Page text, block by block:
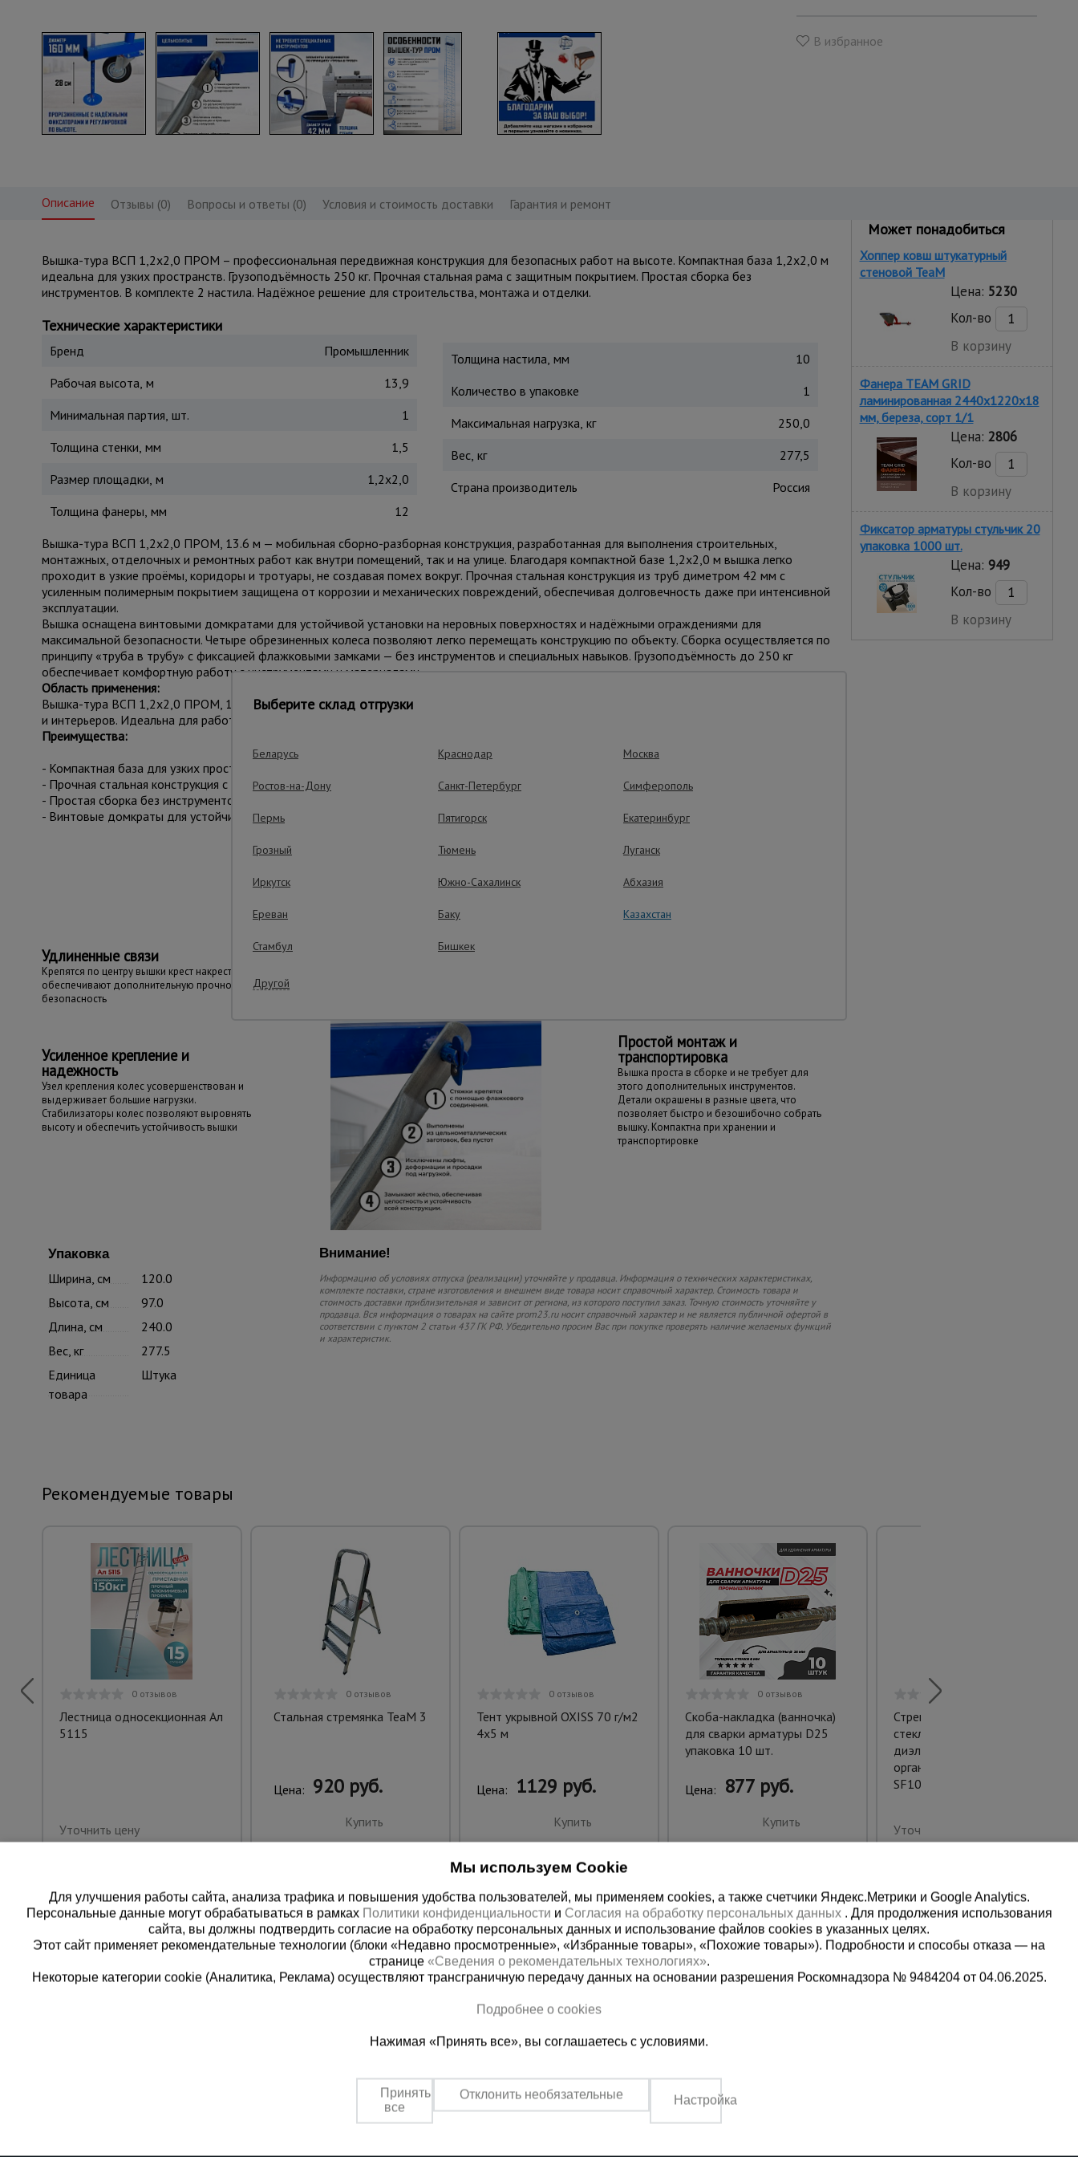
В избранное
Описание Отзывы (0) Вопросы и ответы (0) Условия и стоимость доставки Гарантия и ремонт
Вышка-тура ВСП 1,2x2,0 ПРОМ – профессиональная передвижная конструкция для безопасных работ на высоте. Компактная база 1,2x2,0 м
идеальна для узких пространств. Грузоподъёмность 250 кг. Прочная стальная рама с защитным покрытием. Простая сборка без
инструментов. В комплекте 2 настила. Надёжное решение для строительства, монтажа и отделки.
Технические характеристики
Бренд
Промышленник
Рабочая высота, м
13,9
Минимальная партия, шт.
1
Толщина стенки, мм
1,5
Размер площадки, м
1,2x2,0
Толщина фанеры, мм
12
Толщина настила, мм
10
Количество в упаковке
1
Максимальная нагрузка, кг
250,0
Вес, кг
277,5
Страна производитель
Россия
Вышка-тура ВСП 1,2x2,0 ПРОМ, 13.6 м — мобильная сборно-разборная конструкция, разработанная для выполнения строительных,
монтажных, отделочных и ремонтных работ как внутри помещений, так и на улице. Благодаря компактной базе 1,2x2,0 м вышка легко
проходит в узкие проёмы, коридоры и тротуары, не создавая помех вокруг. Прочная стальная конструкция из труб диметром 42 мм с
усиленным полимерным покрытием защищена от коррозии и механических повреждений, обеспечивая долговечность даже при интенсивной
эксплуатации.
Вышка оснащена винтовыми домкратами для устойчивой установки на неровных поверхностях и надёжными ограждениями для
максимальной безопасности. Четыре обрезиненных колеса позволяют легко перемещать конструкцию по объекту. Сборка осуществляется по
принципу «труба в трубу» с фиксацией флажковыми замками — без инструментов и специальных навыков. Грузоподъёмность до 250 кг
обеспечивает комфортную работу с инструментами и материалами.
Область применения:
Вышка-тура ВСП 1,2x2,0 ПРОМ, 13.6 м применяется в строительстве, ремонте, монтаже вентиляции, освещения, рекламы, отделке фасадов
и интерьеров. Идеальна для работы в стеснённых условиях: в подъездах, коридорах, на лестничных площадках и узких проходах.
Преимущества:
- Компактная база для узких пространств.
- Прочная стальная конструкция с антикоррозийным покрытием.
- Простая сборка без инструментов.
- Винтовые домкраты для устойчивости на неровностях.
Удлиненные связи
Крепятся по центру вышки крест накрест,
обеспечивают дополнительную прочность и
безопасность
Усиленное крепление и
надежность
Узел крепления колес усовершенствован и
выдерживает большие нагрузки.
Стабилизаторы колес позволяют выровнять
высоту и обеспечить устойчивость вышки
Простой монтаж и
транспортировка
Вышка проста в сборке и не требует для
этого дополнительных инструментов.
Детали окрашены в разные цвета, что
позволяет быстро и безошибочно собрать
вышку. Компактна при хранении и
транспортировке
Упаковка
Ширина, см
120.0
Высота, см
97.0
Длина, см
240.0
Вес, кг
277.5
Единица
товара
Штука
Внимание!
Информацию об условиях отпуска (реализации) уточняйте у продавца. Информация о технических характеристиках,
комплекте поставки, стране изготовления и внешнем виде товара носит справочный характер. Стоимость товара и
стоимость доставки приблизительная и зависит от региона, из которого поступил заказ. Точную стоимость уточняйте у
продавца. Вся информация о товарах на сайте prom23.ru носит справочный характер и не является публичной офертой в
соответствии с пунктом 2 статьи 437 ГК РФ. Убедительно просим Вас при покупке проверять наличие желаемых функций
и характеристик.
Может понадобиться
Хоппер ковш штукатурный
стеновой TeaM
Цена: 5230
Кол-во
В корзину
Фанера TEAM GRID
ламинированная 2440х1220х18
мм, береза, сорт 1/1
Цена: 2806
Кол-во
В корзину
Фиксатор арматуры стульчик 20
упаковка 1000 шт.
Цена: 949
Кол-во
В корзину
Рекомендуемые товары
0 отзывов
Лестница односекционная Ал
5115
Уточнить цену
0 отзывов
Стальная стремянка TeaM 3
Цена: 920 руб.
Купить
0 отзывов
Тент укрывной OXISS 70 г/м2
4х5 м
Цена: 1129 руб.
Купить
0 отзывов
Скоба-накладка (ванночка)
для сварки арматуры D25
упаковка 10 шт.
Цена: 877 руб.
Купить
Стремянка
стеклопластиковая
диэлектрическая с
органайзером Alumet
SF1005
Уточнить цену
8 (800) 200-25-90
бесплатно по России
+7 (727) 339-13-09
Пн-Вс: с 9:00 до 18:00
Выберите склад отгрузки
Беларусь Краснодар Москва
Ростов-на-Дону Санкт-Петербург Симферополь
Пермь Пятигорск Екатеринбург
Грозный Тюмень Луганск
Иркутск Южно-Сахалинск Абхазия
Ереван Баку Казахстан
Стамбул Бишкек
Другой
Мы используем Cookie
Для улучшения работы сайта, анализа трафика и повышения удобства пользователей, мы применяем cookies, а также счетчики Яндекс.Метрики и Google Analytics.
Персональные данные могут обрабатываться в рамках Политики конфиденциальности и Согласия на обработку персональных данных . Для продолжения использования
сайта, вы должны подтвердить согласие на обработку персональных данных и использование файлов cookies в указанных целях.
Этот сайт применяет рекомендательные технологии (блоки «Недавно просмотренные», «Избранные товары», «Похожие товары»). Подробности и способы отказа — на
странице «Сведения о рекомендательных технологиях».
Некоторые категории cookie (Аналитика, Реклама) осуществляют трансграничную передачу данных на основании разрешения Роскомнадзора № 9484204 от 04.06.2025.
Подробнее о cookies
Нажимая «Принять все», вы соглашаетесь с условиями.
Принять
все
Отклонить необязательные Настройка